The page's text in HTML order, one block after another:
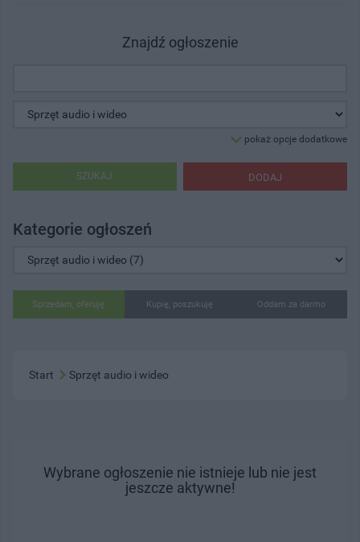
Znajdź ogłoszenie
pokaż opcje dodatkowe
DODAJ
SZUKAJ
Kategorie ogłoszeń
Sprzedam, oferuję Kupię, poszukuję Oddam za darmo
Start Sprzęt audio i wideo
Wybrane ogłoszenie nie istnieje lub nie jest
jeszcze aktywne!